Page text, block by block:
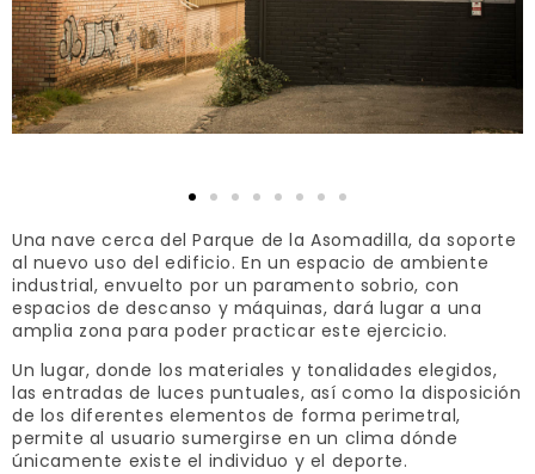
Una nave cerca del Parque de la Asomadilla, da soporte
al nuevo uso del edificio. En un espacio de ambiente
industrial, envuelto por un paramento sobrio, con
espacios de descanso y máquinas, dará lugar a una
amplia zona para poder practicar este ejercicio.
Un lugar, donde los materiales y tonalidades elegidos,
las entradas de luces puntuales, así como la disposición
de los diferentes elementos de forma perimetral,
permite al usuario sumergirse en un clima dónde
únicamente existe el individuo y el deporte.